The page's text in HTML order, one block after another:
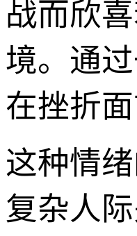
战而欣
境。通
在挫折
这种情
复杂人